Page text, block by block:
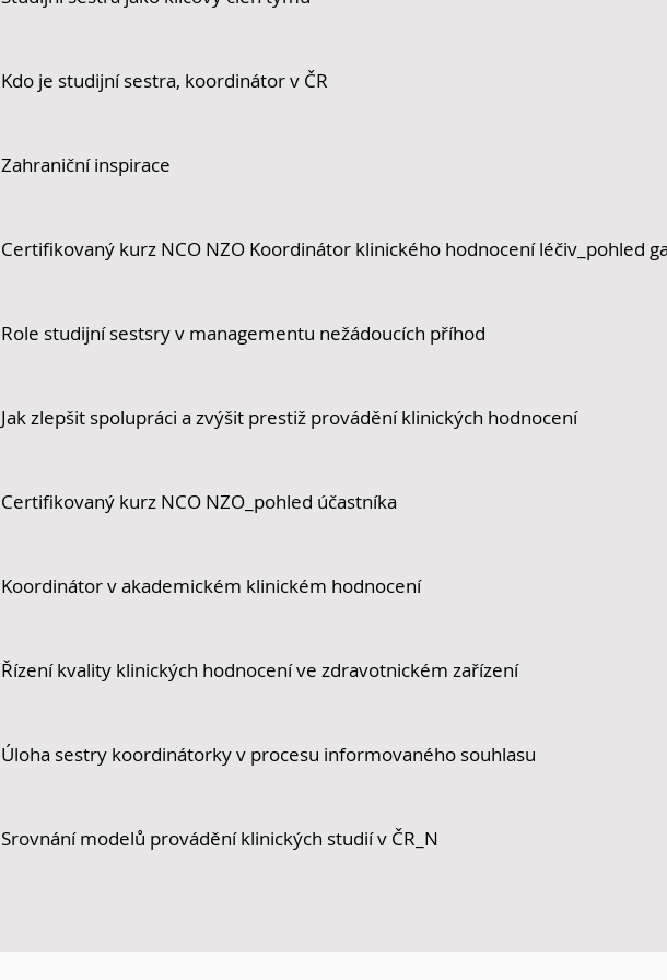
Kdo je studijní sestra, koordinátor v ČR
Zahraniční inspirace
Certifikovaný kurz NCO NZO Koordinátor klinického hodnocení léčiv_pohled
Role studijní sestsry v managementu nežádoucích příhod
Jak zlepšit spolupráci a zvýšit prestiž provádění klinických hodnocení
Certifikovaný kurz NCO NZO_pohled účastníka
Koordinátor v akademickém klinickém hodnocení
Řízení kvality klinických hodnocení ve zdravotnickém zařízení
Úloha sestry koordinátorky v procesu informovaného souhlasu
Srovnání modelů provádění klinických studií v ČR_N